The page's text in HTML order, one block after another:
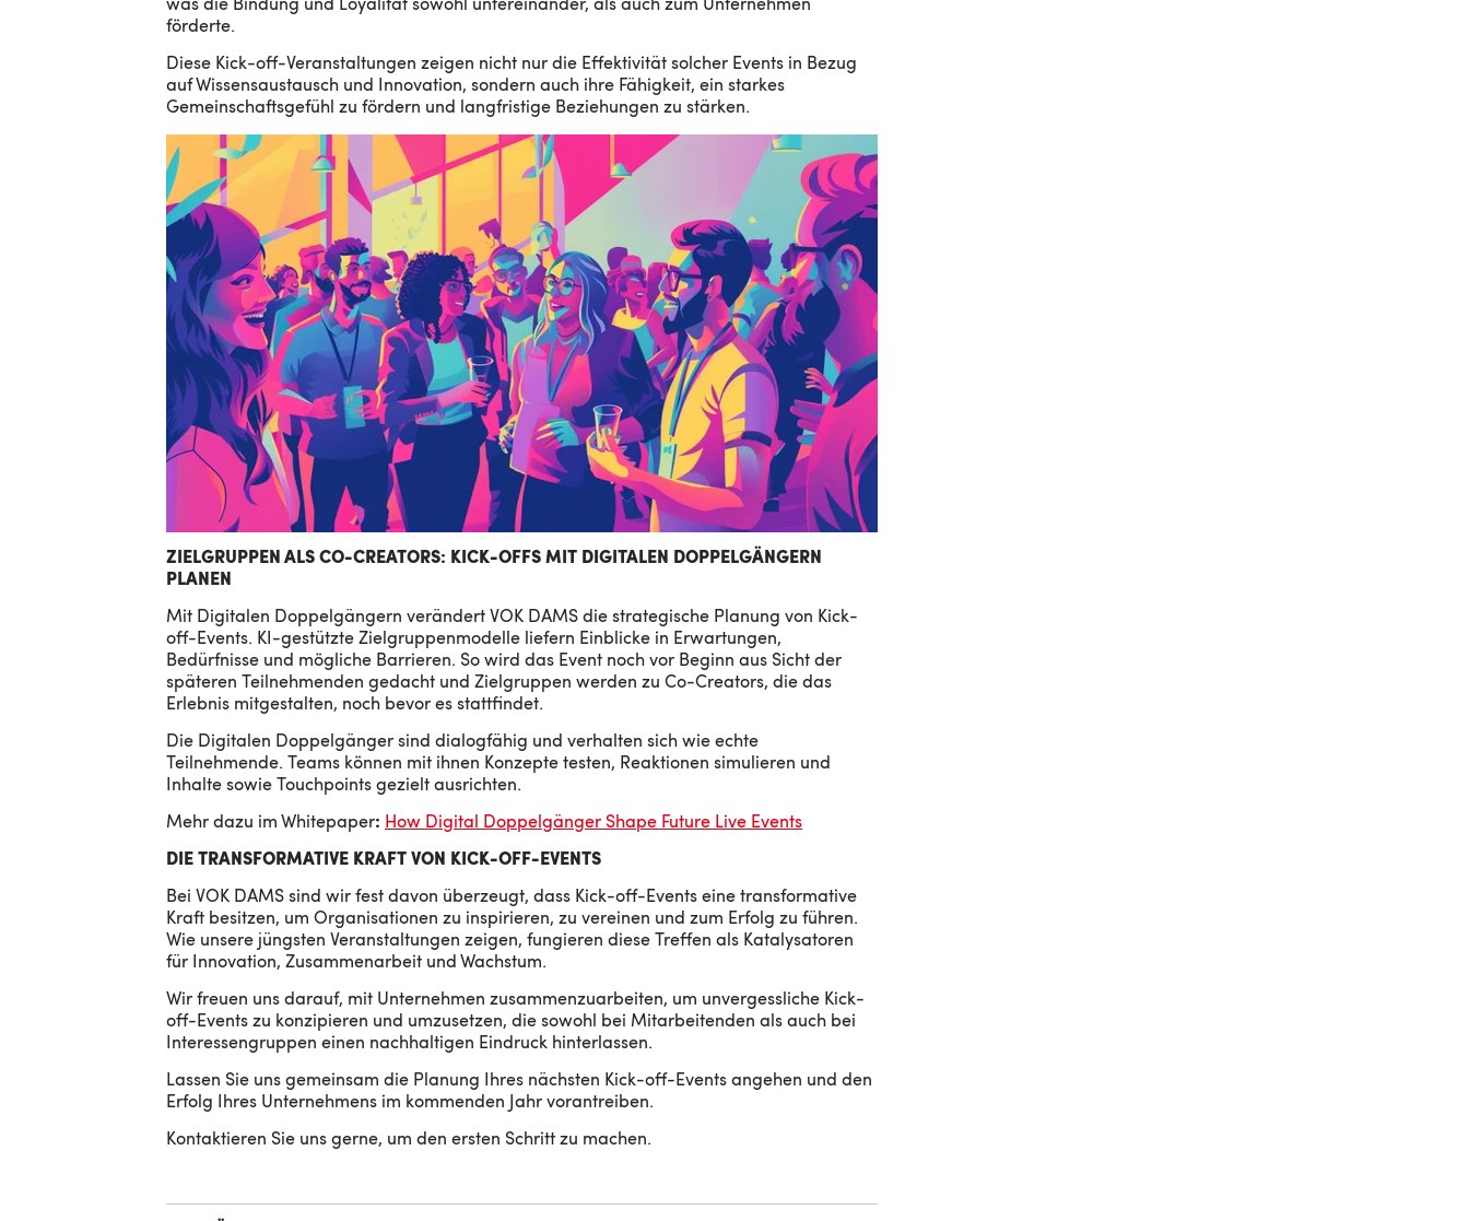
was die Bindung und Loyalität sowohl untereinander, als auch zum Unternehmen
förderte.
Diese Kick-off-Veranstaltungen zeigen nicht nur die Effektivität solcher Events in Bezug
auf Wissensaustausch und Innovation, sondern auch ihre Fähigkeit, ein starkes
Gemeinschaftsgefühl zu fördern und langfristige Beziehungen zu stärken.
ZIELGRUPPEN ALS CO-CREATORS: KICK-OFFS MIT DIGITALEN DOPPELGÄNGERN
PLANEN
Mit Digitalen Doppelgängern verändert VOK DAMS die strategische Planung von Kick-
off-Events. KI-gestützte Zielgruppenmodelle liefern Einblicke in Erwartungen,
Bedürfnisse und mögliche Barrieren. So wird das Event noch vor Beginn aus Sicht der
späteren Teilnehmenden gedacht und Zielgruppen werden zu Co-Creators, die das
Erlebnis mitgestalten, noch bevor es stattfindet.
Die Digitalen Doppelgänger sind dialogfähig und verhalten sich wie echte
Teilnehmende. Teams können mit ihnen Konzepte testen, Reaktionen simulieren und
Inhalte sowie Touchpoints gezielt ausrichten.
Mehr dazu im Whitepaper: How Digital Doppelgänger Shape Future Live Events
DIE TRANSFORMATIVE KRAFT VON KICK-OFF-EVENTS
Bei VOK DAMS sind wir fest davon überzeugt, dass Kick-off-Events eine transformative
Kraft besitzen, um Organisationen zu inspirieren, zu vereinen und zum Erfolg zu führen.
Wie unsere jüngsten Veranstaltungen zeigen, fungieren diese Treffen als Katalysatoren
für Innovation, Zusammenarbeit und Wachstum.
Wir freuen uns darauf, mit Unternehmen zusammenzuarbeiten, um unvergessliche Kick-
off-Events zu konzipieren und umzusetzen, die sowohl bei Mitarbeitenden als auch bei
Interessengruppen einen nachhaltigen Eindruck hinterlassen.
Lassen Sie uns gemeinsam die Planung Ihres nächsten Kick-off-Events angehen und den
Erfolg Ihres Unternehmens im kommenden Jahr vorantreiben.
Kontaktieren Sie uns gerne, um den ersten Schritt zu machen.